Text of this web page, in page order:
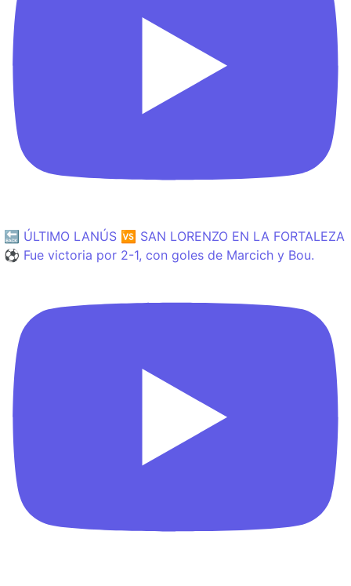
🔙 ÚLTIMO LANÚS 🆚 SAN LORENZO EN LA FORTALEZA
⚽️ Fue victoria por 2-1, con goles de Marcich y Bou.